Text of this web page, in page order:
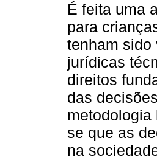
É feita uma
para
tenham sido
jurídicas
direitos
das
se que as
na